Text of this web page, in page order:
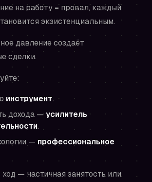
на работу = провал, каждый
экзистенциальным.
давление создаёт
сделки.
инструмент.
дохода —усилитель
.
— профессиональное
— частичная занятость или